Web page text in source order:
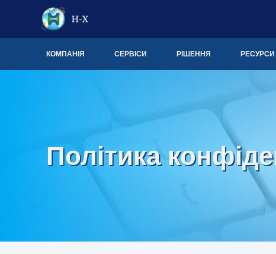
КОМПАНІЯ СЕРВІСИ РІШЕННЯ РЕСУРСИ
Політика